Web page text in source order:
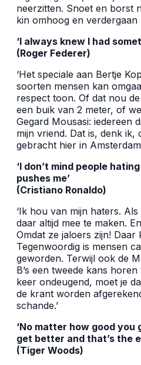
neerzitten. Snoet en borst
kin omhoog en verdergaan
‘I always knew I had
(Roger Federer)
‘Het speciale aan Bertje
soorten mensen kan
respect toon. Of dat nou
een buik van 2 meter, of
Gegard Mousasi: iedereen
mijn vriend. Dat is, denk
gebracht hier in
‘I don’t mind people
pushes me’
(Cristiano Ronaldo)
‘Ik hou van mijn haters.
daar altijd mee te maken.
Omdat ze jaloers zijn! Daar
Tegenwoordig is mensen
geworden. Terwijl ook de
B’s een tweede kans
keer ondeugend, moet je
de krant worden
schande.’
‘No matter how good
get better and that’s the
(Tiger Woods)